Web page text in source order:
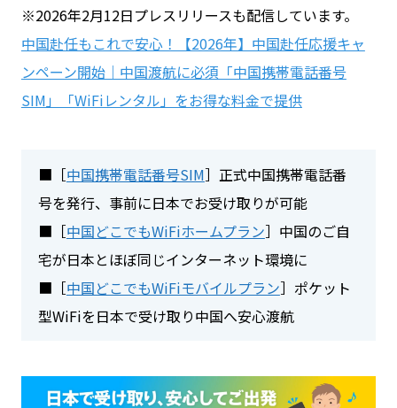
※2026年2月12日プレスリリースも配信しています。
中国赴任もこれで安心！【2026年】中国赴任応援キャ
ンペーン開始｜中国渡航に必須「中国携帯電話番号
SIM」「WiFiレンタル」をお得な料金で提供
■［中国携帯電話番号SIM］正式中国携帯電話番
号を発行、事前に日本でお受け取りが可能
■［中国どこでもWiFiホームプラン］中国のご自
宅が日本とほぼ同じインターネット環境に
■［中国どこでもWiFiモバイルプラン］ポケット
型WiFiを日本で受け取り中国へ安心渡航